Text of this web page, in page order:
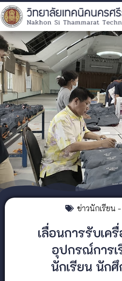
ข่าวนักเรียน
เลื่อนการรับเค
อุปกรณ์การเ
นักเรียน นัก